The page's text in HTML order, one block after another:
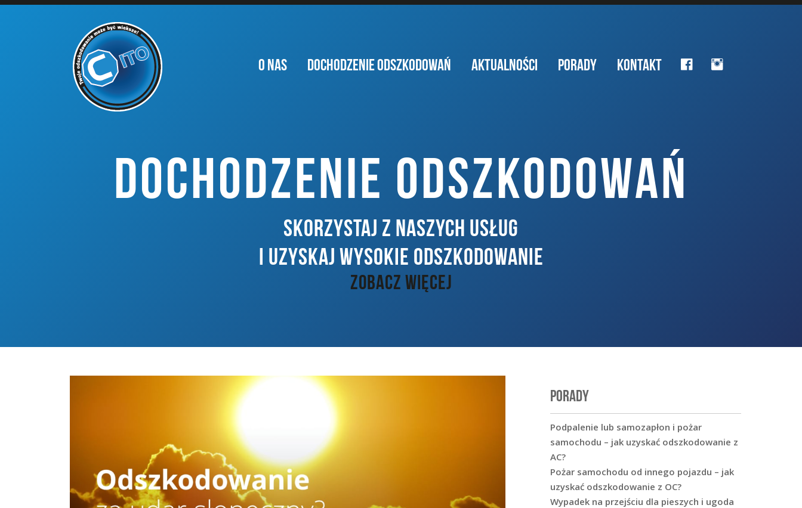
O NAS DOCHODZENIE ODSZKODOWAŃ AKTUALNOŚCI PORADY KONTAKT
DOCHODZENIE ODSZKODOWAŃ
SKORZYSTAJ Z NASZYCH USŁUG
I UZYSKAJ WYSOKIE ODSZKODOWANIE
ZOBACZ WIĘCEJ
PORADY
Podpalenie lub samozapłon i pożar
samochodu – jak uzyskać odszkodowanie z
AC?
Pożar samochodu od innego pojazdu – jak
uzyskać odszkodowanie z OC?
Wypadek na przejściu dla pieszych i ugoda